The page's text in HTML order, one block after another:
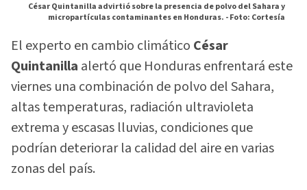
César Quintanilla advirtió sobre la presencia de polvo del Sahara y
micropartículas contaminantes en Honduras. -Foto: Cortesía
El experto en cambio climático César
Quintanilla alertó que Honduras enfrentará este
viernes una combinación de polvo del Sahara,
altas temperaturas, radiación ultravioleta
extrema y escasas lluvias, condiciones que
podrían deteriorar la calidad del aire en varias
zonas del país.